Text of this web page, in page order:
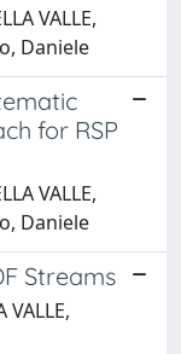
VALLE,
Daniele
for RSP
VALLE,
Daniele
Streams